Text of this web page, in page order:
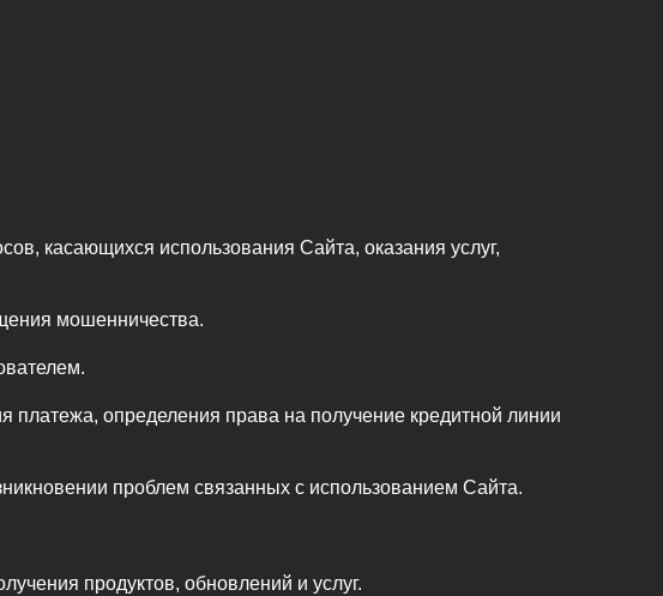
касающихся использования Сайта, оказания услуг,
мошенничества.
платежа, определения права на получение кредитной линии
проблем связанных с использованием Сайта.
продуктов, обновлений и услуг.